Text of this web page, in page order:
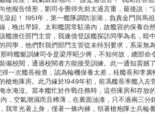
他報告情形，劉司令覺得先前太過言重，最後說：
滾起！ 1951年，第一艦隊調防澎湖，負責金門與馬
，晚出早歸。太和艦因常駐港內，故艦容的保養
艦擔任部門主管，我遂借登該艦探訪同學為名，暗
同學，他們對我們部門主管從未特別要求，系采
時艦艇訓練司令是梁序昭少將，不知何故，總部
備校閱，通過校閱者方能接受訓練。此一通知震
一次艦長檢查，認為輪機保養太差，桂艦長和李
槍炮庫房。此乃緣於1949年初，前馮艦長率艦入
水淹沒。當本艦忙於作戰任務時，這些庫房和存
，空氣潮濕而且稀薄，在裏面油漆，只不過兩三
我常光著上身，僅著一條內褲，領著槍炮隊士兵輪